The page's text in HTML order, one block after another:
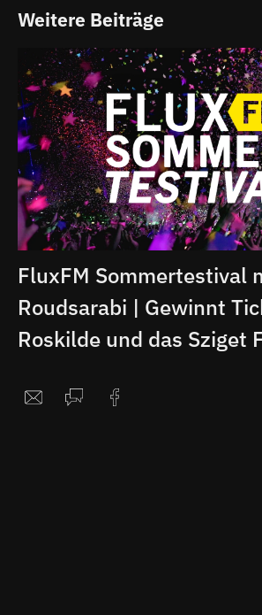
Weitere Beiträge
FluxFM Sommertestival
Roudsarabi | Gewinnt
Roskilde und das Sziget